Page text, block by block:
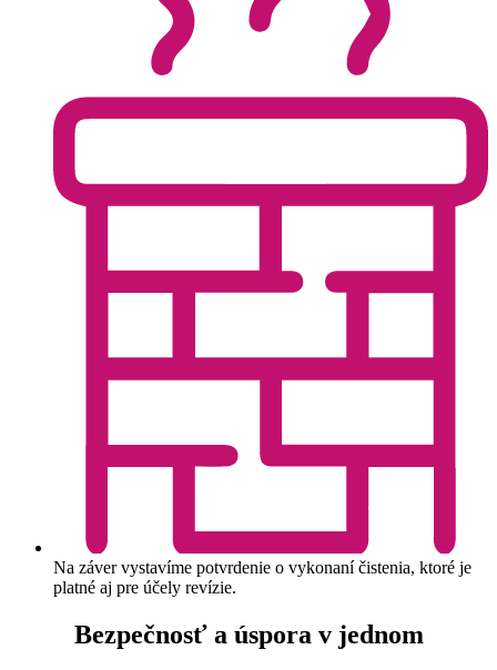
Na záver vystavíme potvrdenie o vykonaní čistenia, ktoré je
platné aj pre účely revízie.
Bezpečnosť a úspora v jednom